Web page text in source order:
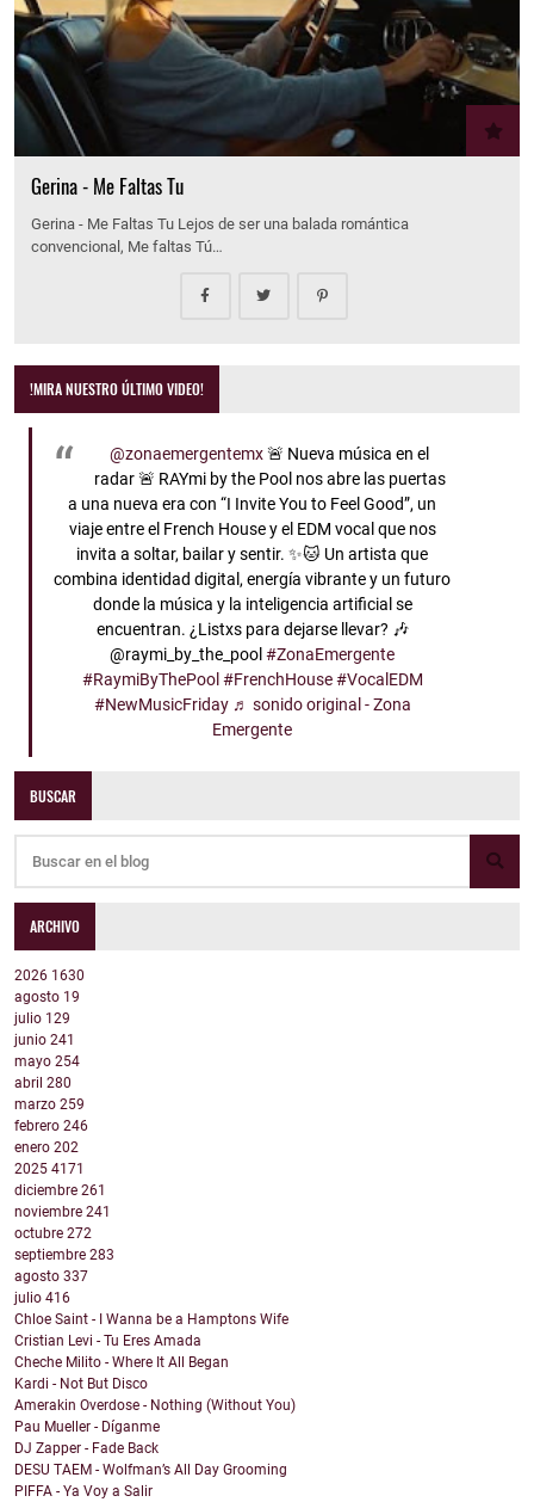
Gerina - Me Faltas Tu
Gerina - Me Faltas Tu Lejos de ser una balada romántica
convencional, Me faltas Tú…
!MIRA NUESTRO ÚLTIMO VIDEO!
@zonaemergentemx🚨 Nueva música en el
radar 🚨 RAYmi by the Pool nos abre las puertas
a una nueva era con “I Invite You to Feel Good”, un
viaje entre el French House y el EDM vocal que nos
invita a soltar, bailar y sentir. ✨🐱 Un artista que
combina identidad digital, energía vibrante y un futuro
donde la música y la inteligencia artificial se
encuentran. ¿Listxs para dejarse llevar? 🎶
@raymi_by_the_pool#ZonaEmergente
#RaymiByThePool #FrenchHouse #VocalEDM
#NewMusicFriday ♬ sonido original - Zona
Emergente
BUSCAR
ARCHIVO
2026 1630
agosto 19
julio 129
junio 241
mayo 254
abril 280
marzo 259
febrero 246
enero 202
2025 4171
diciembre 261
noviembre 241
octubre 272
septiembre 283
agosto 337
julio 416
Chloe Saint - I Wanna be a Hamptons Wife
Cristian Levi - Tu Eres Amada
Cheche Milito - Where It All Began
Kardi - Not But Disco
Amerakin Overdose - Nothing (Without You)
Pau Mueller - Díganme
DJ Zapper - Fade Back
DESU TAEM - Wolfman’s All Day Grooming
PIFFA - Ya Voy a Salir